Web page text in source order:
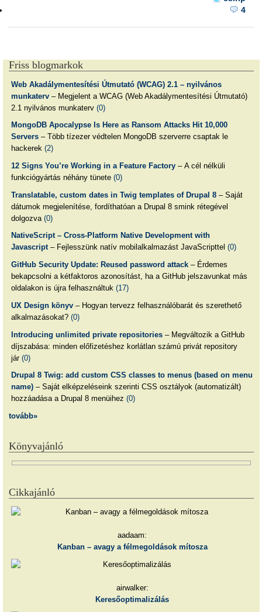
4
Friss blogmarkok
Web Akadálymentesítési Útmutató (WCAG) 2.1 – nyilvános
munkaterv– Megjelent a WCAG (Web Akadálymentesítési Útmutató)
2.1 nyilvános munkaterv (0)
MongoDB Apocalypse Is Here as Ransom Attacks Hit 10,000
Servers– Több tízezer védtelen MongoDB szerverre csaptak le
hackerek (2)
12 Signs You’re Working in a Feature Factory– A cél nélküli
funkciógyártás néhány tünete (0)
Translatable, custom dates in Twig templates of Drupal 8– Saját
dátumok megjelenítése, fordíthatóan a Drupal 8 smink rétegével
dolgozva (0)
NativeScript – Cross-Platform Native Development with
Javascript– Fejlesszünk natív mobilalkalmazást JavaScripttel (0)
GitHub Security Update: Reused password attack– Érdemes
bekapcsolni a kétfaktoros azonosítást, ha a GitHub jelszavunkat más
oldalakon is újra felhasználtuk (17)
UX Design könyv– Hogyan tervezz felhasználóbarát és szerethető
alkalmazásokat? (0)
Introducing unlimited private repositories– Megváltozik a GitHub
díjszabása: minden előfizetéshez korlátlan számú privát repository
jár (0)
Drupal 8 Twig: add custom CSS classes to menus (based on menu
name)– Saját elképzeléseink szerinti CSS osztályok (automatizált)
hozzáadása a Drupal 8 menüihez (0)
tovább»
Könyvajánló
Cikkajánló
aadaam:
Kanban – avagy a félmegoldások mítosza
airwalker:
Keresőoptimalizálás